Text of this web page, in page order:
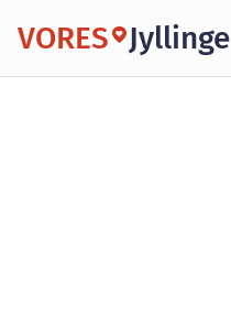
VORES Jyllinge